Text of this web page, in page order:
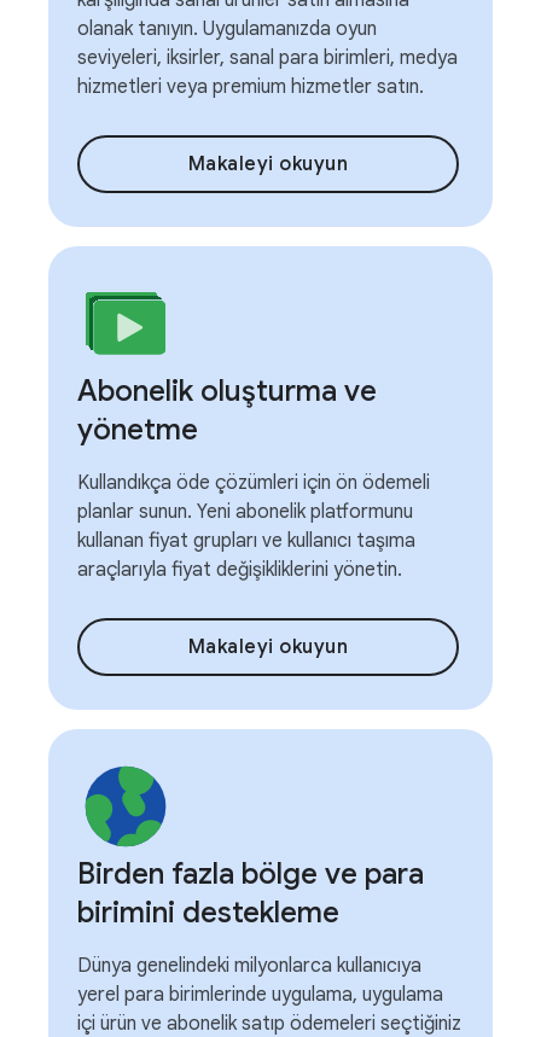
olanak tanıyın. Uygulamanızda oyun
seviyeleri, iksirler, sanal para birimleri, medya
hizmetleri veya premium hizmetler satın.
Makaleyi okuyun
Abonelik oluşturma ve
yönetme
Kullandıkça öde çözümleri için ön ödemeli
planlar sunun. Yeni abonelik platformunu
kullanan fiyat grupları ve kullanıcı taşıma
araçlarıyla fiyat değişikliklerini yönetin.
Makaleyi okuyun
Birden fazla bölge ve para
birimini destekleme
Dünya genelindeki milyonlarca kullanıcıya
yerel para birimlerinde uygulama, uygulama
içi ürün ve abonelik satıp ödemeleri seçtiğiniz